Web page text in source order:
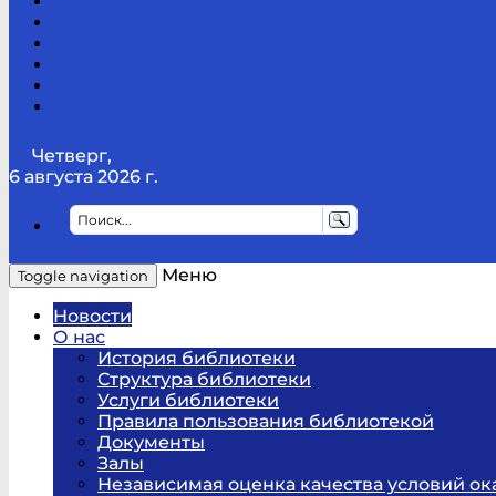
Четверг,
6 августа 2026 г.
Toggle navigation
Меню
Новости
О нас
История библиотеки
Структура библиотеки
Услуги библиотеки
Правила пользования библиотекой
Документы
Залы
Независимая оценка качества условий